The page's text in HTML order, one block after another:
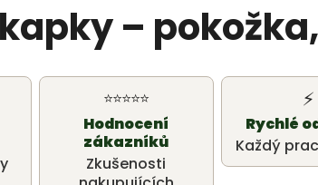
–
⭐⭐⭐⭐⭐
Hodnocení
zákazníků
Zkušenosti
⚡
Rychlé
Každý